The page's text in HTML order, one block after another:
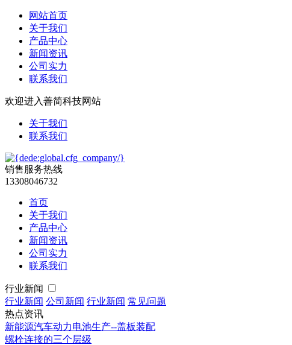
网站首页
关于我们
产品中心
新闻资讯
公司实力
联系我们
欢迎进入善简科技网站
关于我们
联系我们
销售服务热线
13308046732
首页
关于我们
产品中心
新闻资讯
公司实力
联系我们
行业新闻
行业新闻 公司新闻 行业新闻 常见问题
热点资讯
新能源汽车动力电池生产--盖板装配
螺栓连接的三个层级